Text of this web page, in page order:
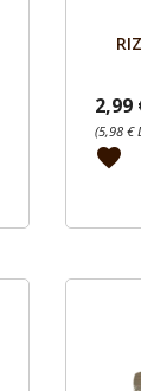
2,99
(5,98 €
favorite